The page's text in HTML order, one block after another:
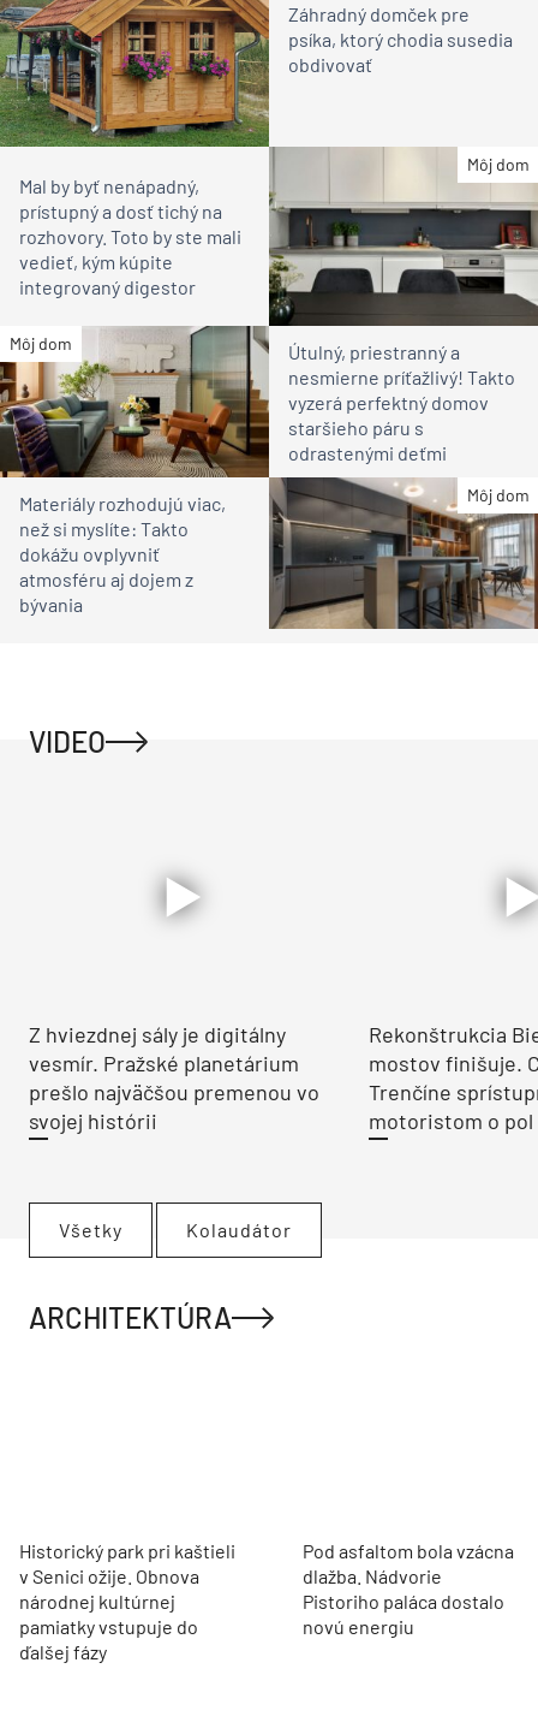
Záhradný domček pre
psíka, ktorý chodia susedia
obdivovať
Môj dom
Mal by byť nenápadný,
prístupný a dosť tichý na
rozhovory. Toto by ste mali
vedieť, kým kúpite
integrovaný digestor
Môj dom
Útulný, priestranný a
nesmierne príťažlivý! Takto
vyzerá perfektný domov
staršieho páru s
odrastenými deťmi
Môj dom
Materiály rozhodujú viac,
než si myslíte: Takto
dokážu ovplyvniť
atmosféru aj dojem z
bývania
VIDEO
Z hviezdnej sály je digitálny
vesmír. Pražské planetárium
prešlo najväčšou premenou vo
svojej histórii
Rekonštrukcia
mostov finišuje.
Trenčíne
motoristom o pol
Všetky Kolaudátor
ARCHITEKTÚRA
Historický park pri kaštieli
v Senici ožije. Obnova
národnej kultúrnej
pamiatky vstupuje do
ďalšej fázy
Pod asfaltom bola vzácna
dlažba. Nádvorie
Pistoriho paláca dostalo
novú energiu